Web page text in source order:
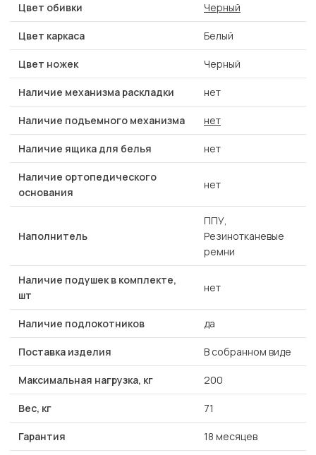
Цвет обивки Черный
Цвет каркаса Белый
Цвет ножек Черный
Наличие механизма раскладки нет
Наличие подъемного механизма нет
Наличие ящика для белья нет
Наличие ортопедического
основания
нет
Наполнитель
ППУ,
Резинотканевые
ремни
Наличие подушек в комплекте,
шт
нет
Наличие подлокотников да
Поставка изделия В собранном виде
Максимальная нагрузка, кг 200
Вес, кг 71
Гарантия 18 месяцев